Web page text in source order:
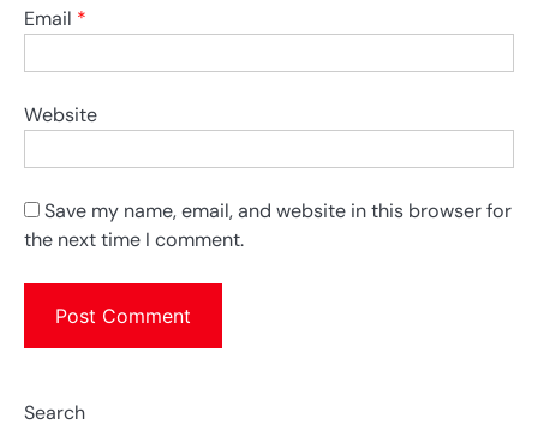
Email *
Website
Save my name, email, and website in this browser for
the next time I comment.
Search